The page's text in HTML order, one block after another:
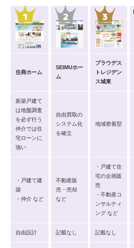
住商ホーム
SEIMUホー
ム
プラウデス
トレジデン
ス城東
新築戸建て
は地盤調査
を必ず行う
仲介では住
宅ローンに
強い
自由買取の
システム化
を確立
地域密着型
・戸建て建
築
・仲介 など
不動産販
売・売却
など
・戸建て住
宅の企画販
売
・不動産コ
ンサルティ
ング など
自由設計 記載なし 記載なし